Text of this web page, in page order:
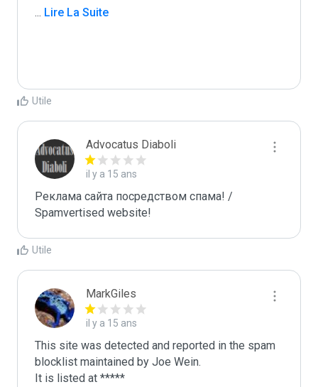
... Lire La Suite
Utile
Advocatus Diaboli
il y a 15 ans
Реклама сайта посредством спама! /
Spamvertised website!
Utile
MarkGiles
il y a 15 ans
This site was detected and reported in the spam
blocklist maintained by Joe Wein.
It is listed at *****